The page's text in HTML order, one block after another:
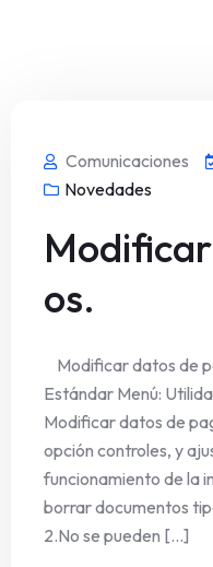
Comunicaciones
Novedades
os.
Modificar datos de
Estándar Menú:
Modificar datos de
opción controles, y
funcionamiento de la
borrar documentos
2.No se pueden [...]